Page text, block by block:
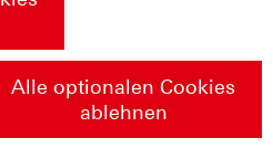
Alle optionalen Cookies
ablehnen